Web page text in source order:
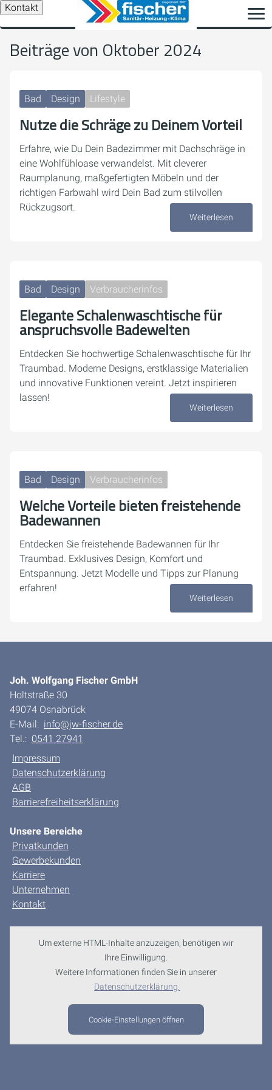
Kontakt
Beiträge von Oktober 2024
Bad Design Lifestyle
Nutze die Schräge zu Deinem Vorteil
Erfahre, wie Du Dein Badezimmer mit Dachschräge in
eine Wohlfühloase verwandelst. Mit cleverer
Raumplanung, maßgefertigten Möbeln und der
richtigen Farbwahl wird Dein Bad zum stilvollen
Rückzugsort.
Weiterlesen
Bad Design Verbraucherinfos
Elegante Schalenwaschtische für
anspruchsvolle Badewelten
Entdecken Sie hochwertige Schalenwaschtische für Ihr
Traumbad. Moderne Designs, erstklassige Materialien
und innovative Funktionen vereint. Jetzt inspirieren
lassen!
Weiterlesen
Bad Design Verbraucherinfos
Welche Vorteile bieten freistehende
Badewannen
Entdecken Sie freistehende Badewannen für Ihr
Traumbad. Exklusives Design, Komfort und
Entspannung. Jetzt Modelle und Tipps zur Planung
erfahren!
Weiterlesen
Joh. Wolfgang Fischer GmbH
Holtstraße 30
49074 Osnabrück
E-Mail: info@jw-fischer.de
Tel.: 0541 27941
Impressum
Datenschutzerklärung
AGB
Barrierefreiheitserklärung
Unsere Bereiche
Privatkunden
Gewerbekunden
Karriere
Unternehmen
Kontakt
Um externe HTML-Inhalte anzuzeigen, benötigen wir
Ihre Einwilligung.
Weitere Informationen finden Sie in unserer
Datenschutzerklärung.
Cookie-Einstellungen öffnen